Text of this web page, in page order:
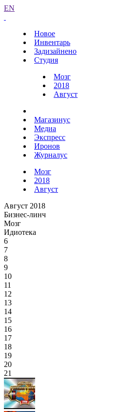
EN
Новое
Инвентарь
Задизайнено
Студия
Мозг
2018
Август
Магазинус
Медиа
Экспресс
Иронов
Журналус
Мозг
2018
Август
Август 2018
Бизнес-линч
Мозг
Идиотека
6
7
8
9
10
11
12
13
14
15
16
17
18
19
20
21